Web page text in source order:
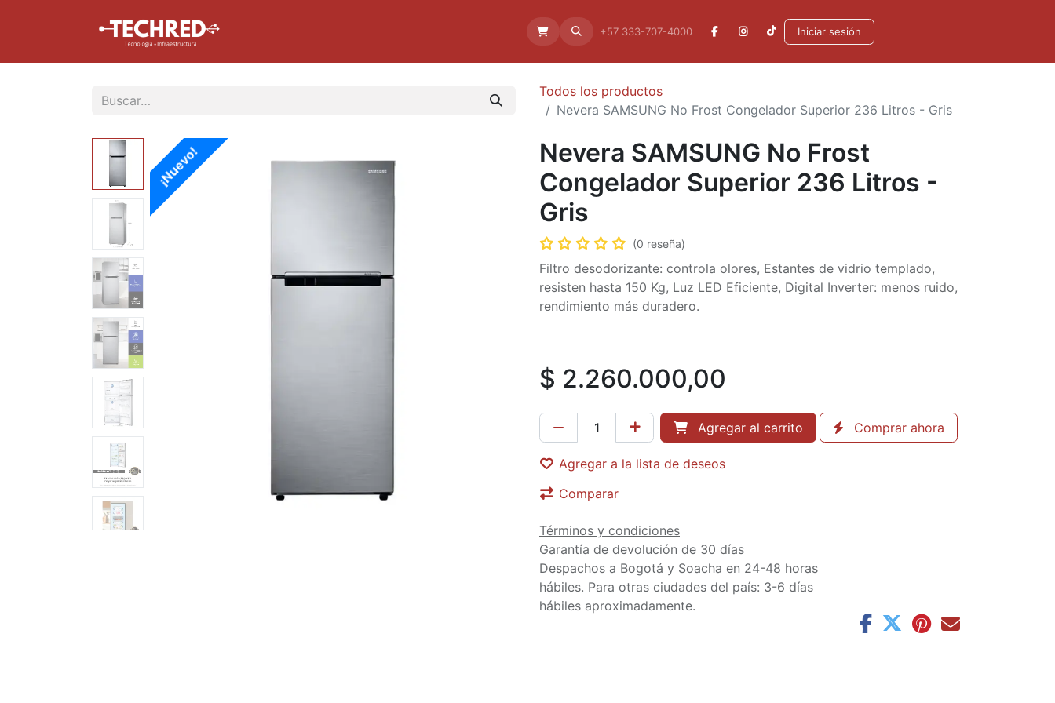
Aliados +57 333-707-4000 Iniciar sesión
Todos los productos
Nevera SAMSUNG No Frost Congelador Superior 236 Litros - Gris
¡Nuevo!
Nevera SAMSUNG No Frost
Congelador Superior 236 Litros -
Gris
(0 reseña)
Filtro desodorizante: controla olores, Estantes de vidrio templado,
resisten hasta 150 Kg, Luz LED Eficiente, Digital Inverter: menos ruido,
rendimiento más duradero.
$ 2.260.000,00
Agregar al carrito Comprar ahora
Agregar a la lista de deseos
Comparar
Términos y condiciones
Garantía de devolución de 30 días
Despachos a Bogotá y Soacha en 24-48 horas
hábiles. Para otras ciudades del país: 3-6 días
hábiles aproximadamente.